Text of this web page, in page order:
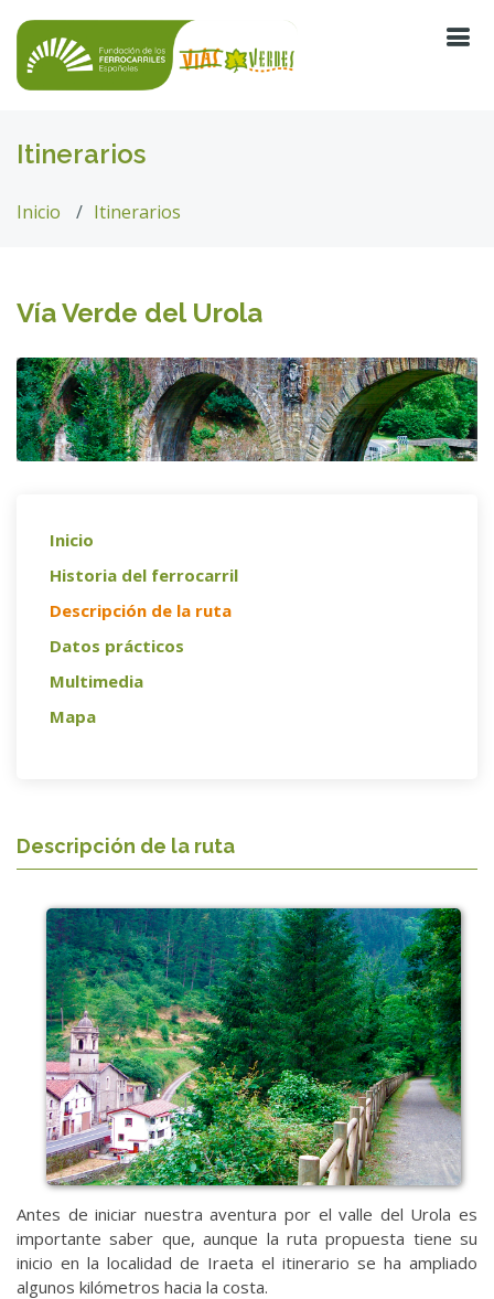
Itinerarios
Inicio Itinerarios
Vía Verde del Urola
Inicio
Historia del ferrocarril
Descripción de la ruta
Datos prácticos
Multimedia
Mapa
Descripción de la ruta
Antes de iniciar nuestra aventura por el valle del Urola es
importante saber que, aunque la ruta propuesta tiene su
inicio en la localidad de Iraeta el itinerario se ha ampliado
algunos kilómetros hacia la costa.